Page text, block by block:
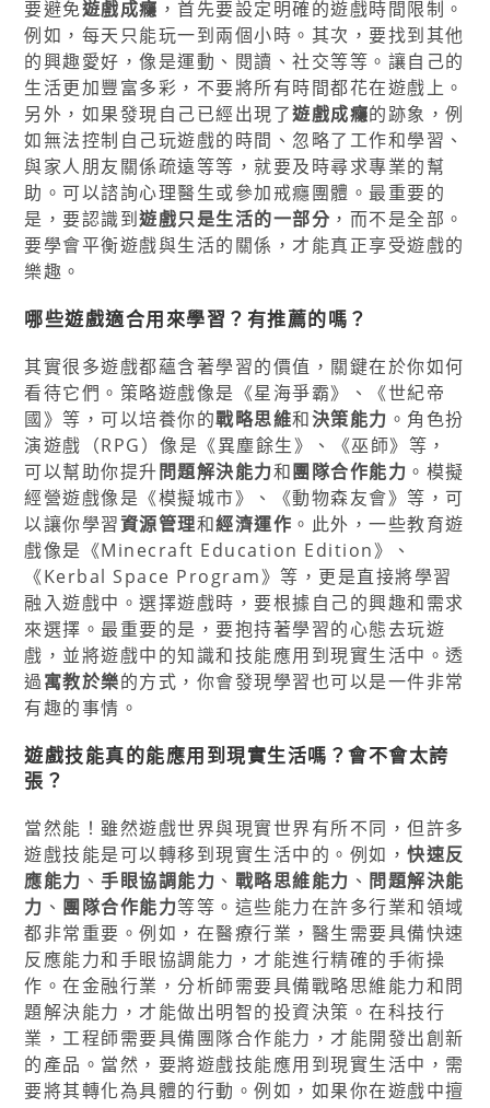
要避免遊戲成癮 ，首先要設定明確的遊戲時間限制。
例如，每天只能玩一到兩個小時。其次，要找到其他
的興趣愛好，像是運動、閱讀、社交等等。讓自己的
生活更加豐富多彩，不要將所有時間都花在遊戲上。
另外，如果發現自己已經出現了遊戲成癮的跡象，例
如無法控制自己玩遊戲的時間、忽略了工作和學習、
與家人朋友關係疏遠等等，就要及時尋求專業的幫
助。可以諮詢心理醫生或參加戒癮團體。最重要的
是，要認識到遊戲只是生活的一部分 ，而不是全部。
要學會平衡遊戲與生活的關係，才能真正享受遊戲的
樂趣。
哪些遊戲適合用來學習？有推薦的嗎？
其實很多遊戲都蘊含著學習的價值，關鍵在於你如何
看待它們。策略遊戲像是《星海爭霸》、《世紀帝
國》等，可以培養你的戰略思維和決策能力 。角色扮
演遊戲（RPG）像是《異塵餘生》、《巫師》等，
可以幫助你提升問題解決能力和團隊合作能力 。模擬
經營遊戲像是《模擬城市》、《動物森友會》等，可
以讓你學習資源管理和經濟運作 。此外，一些教育遊
戲像是《Minecraft Education Edition》、
《Kerbal Space Program》等，更是直接將學習
融入遊戲中。選擇遊戲時，要根據自己的興趣和需求
來選擇。最重要的是，要抱持著學習的心態去玩遊
戲，並將遊戲中的知識和技能應用到現實生活中。透
過寓教於樂的方式，你會發現學習也可以是一件非常
有趣的事情。
遊戲技能真的能應用到現實生活嗎？會不會太誇
張？
當然能！雖然遊戲世界與現實世界有所不同，但許多
遊戲技能是可以轉移到現實生活中的。例如，快速反
應能力 、手眼協調能力 、 戰略思維能力 、 問題解決能
力 、 團隊合作能力等等。這些能力在許多行業和領域
都非常重要。例如，在醫療行業，醫生需要具備快速
反應能力和手眼協調能力，才能進行精確的手術操
作。在金融行業，分析師需要具備戰略思維能力和問
題解決能力，才能做出明智的投資決策。在科技行
業，工程師需要具備團隊合作能力，才能開發出創新
的產品。當然，要將遊戲技能應用到現實生活中，需
要將其轉化為具體的行動。例如，如果你在遊戲中擅